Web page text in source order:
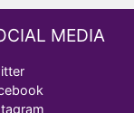
MEDIA